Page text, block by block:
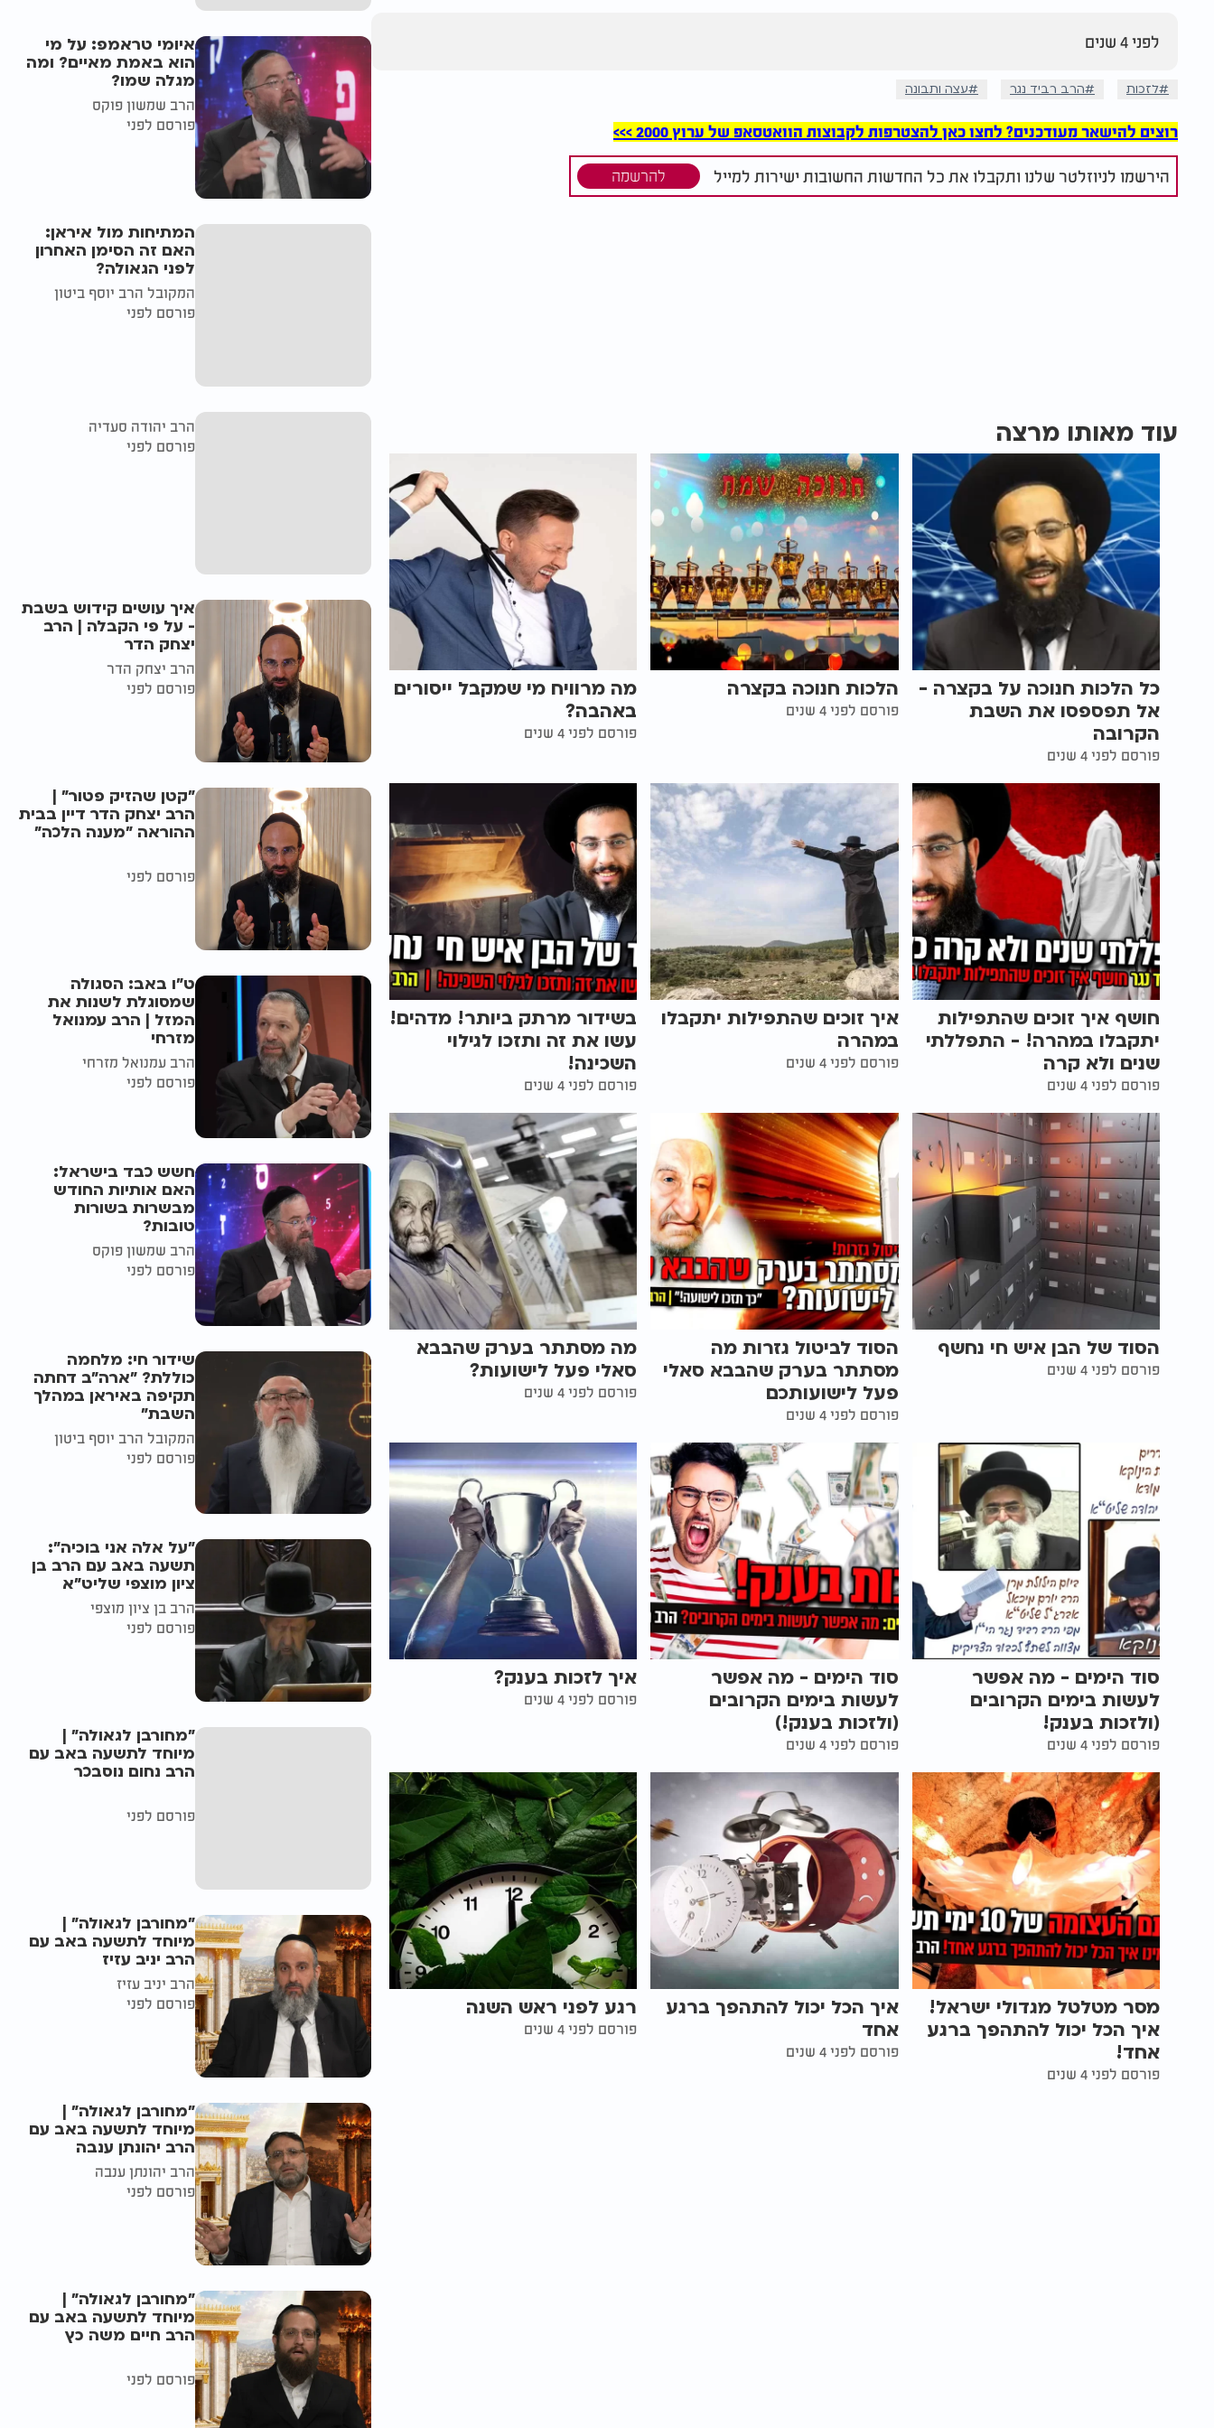
לפני 4 שנים
לזכות הרב רביד נגר עצה ותבונה
רוצים להישאר מעודכנים? לחצו כאן להצטרפות לקבוצות הוואטסאפ של ערוץ 2000 >>>
הירשמו לניוזלטר שלנו ותקבלו את כל החדשות החשובות ישירות למייל להרשמה
עוד מאותו מרצה
כל הלכות חנוכה על בקצרה -
אל תפספסו את השבת
הקרובה
פורסם לפני 4 שנים
הלכות חנוכה בקצרה
פורסם לפני 4 שנים
מה מרוויח מי שמקבל ייסורים
באהבה?
פורסם לפני 4 שנים
חושף איך זוכים שהתפילות
יתקבלו במהרה! - התפללתי
שנים ולא קרה
פורסם לפני 4 שנים
איך זוכים שהתפילות יתקבלו
במהרה
פורסם לפני 4 שנים
בשידור מרתק ביותר! מדהים!
עשו את זה ותזכו לגילוי
השכינה!
פורסם לפני 4 שנים
הסוד של הבן איש חי נחשף
פורסם לפני 4 שנים
הסוד לביטול גזרות מה
מסתתר בערק שהבבא סאלי
פעל לישועותכם
פורסם לפני 4 שנים
מה מסתתר בערק שהבבא
סאלי פעל לישועות?
פורסם לפני 4 שנים
סוד הימים - מה אפשר
לעשות בימים הקרובים
(ולזכות בענק!
פורסם לפני 4 שנים
סוד הימים - מה אפשר
לעשות בימים הקרובים
(ולזכות בענק!)
פורסם לפני 4 שנים
איך לזכות בענק?
פורסם לפני 4 שנים
מסר מטלטל מגדולי ישראל!
איך הכל יכול להתהפך ברגע
אחד!
פורסם לפני 4 שנים
איך הכל יכול להתהפך ברגע
אחד
פורסם לפני 4 שנים
רגע לפני ראש השנה
פורסם לפני 4 שנים
איומי טראמפ: על מי
הוא באמת מאיים? ומה
מגלה שמו?
הרב שמשון פוקס
פורסם לפני
המתיחות מול איראן:
האם זה הסימן האחרון
לפני הגאולה?
המקובל הרב יוסף ביטון
פורסם לפני
הרב יהודה סעדיה
פורסם לפני
איך עושים קידוש בשבת
- על פי הקבלה | הרב
יצחק הדר
הרב יצחק הדר
פורסם לפני
"קטן שהזיק פטור" |
הרב יצחק הדר דיין בבית
ההוראה "מענה הלכה"
פורסם לפני
ט"ו באב: הסגולה
שמסוגלת לשנות את
המזל | הרב עמנואל
מזרחי
הרב עמנואל מזרחי
פורסם לפני
חשש כבד בישראל:
האם אותיות החודש
מבשרות בשורות
טובות?
הרב שמשון פוקס
פורסם לפני
שידור חי: מלחמה
כוללת? ״ארה"ב דחתה
תקיפה באיראן במהלך
השבת״
המקובל הרב יוסף ביטון
פורסם לפני
"על אלה אני בוכיה":
תשעה באב עם הרב בן
ציון מוצפי שליט"א
הרב בן ציון מוצפי
פורסם לפני
"מחורבן לגאולה" |
מיוחד לתשעה באב עם
הרב נחום נוסבכר
פורסם לפני
"מחורבן לגאולה" |
מיוחד לתשעה באב עם
הרב יניב עזיז
הרב יניב עזיז
פורסם לפני
"מחורבן לגאולה" |
מיוחד לתשעה באב עם
הרב יהונתן ענבה
הרב יהונתן ענבה
פורסם לפני
"מחורבן לגאולה" |
מיוחד לתשעה באב עם
הרב חיים משה כץ
פורסם לפני